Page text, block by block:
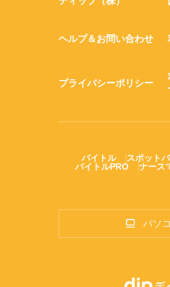
ヘルプ＆お問い合わせ
プライバシーポリシー
バイトル スポット
バイトルPRO
ナース
パソ